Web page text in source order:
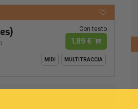
Con testo
1,89 €
MIDI MULTITRACCIA